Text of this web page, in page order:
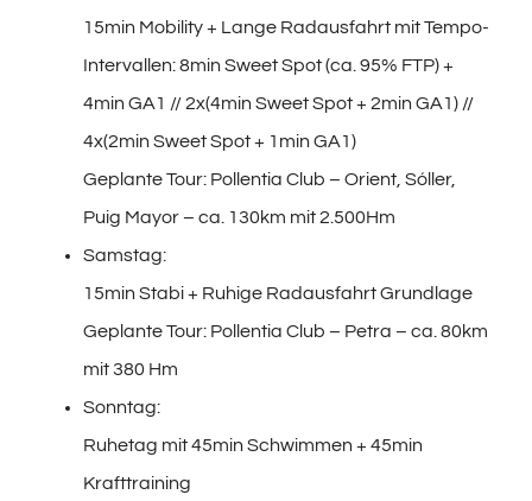
15min Mobility + Lange Radausfahrt mit Tempo-
Intervallen: 8min Sweet Spot (ca. 95% FTP) +
4min GA1 // 2x(4min Sweet Spot + 2min GA1) //
4x(2min Sweet Spot + 1min GA1)
Geplante Tour: Pollentia Club – Orient, Sóller,
Puig Mayor – ca. 130km mit 2.500Hm
Samstag:
15min Stabi + Ruhige Radausfahrt Grundlage
Geplante Tour: Pollentia Club – Petra – ca. 80km
mit 380 Hm
Sonntag:
Ruhetag mit 45min Schwimmen + 45min
Krafttraining